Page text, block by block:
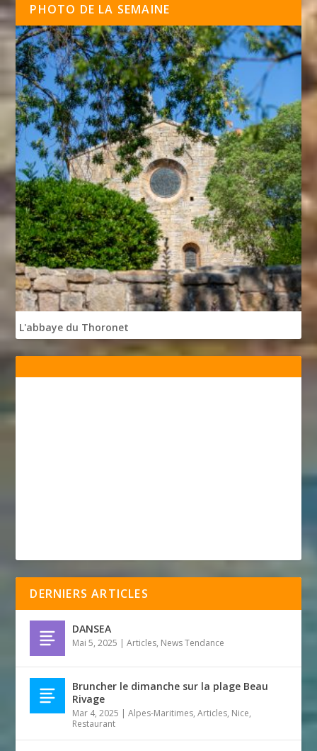
PHOTO DE LA SEMAINE
L'abbaye du Thoronet
DERNIERS ARTICLES
DANSEA
Mai 5, 2025 |Articles, News Tendance
Bruncher le dimanche sur la plage Beau
Rivage
Mar 4, 2025 |Alpes-Maritimes,Articles, Nice,
Restaurant